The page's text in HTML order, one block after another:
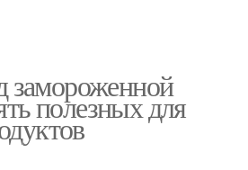
замороженной
полезных для